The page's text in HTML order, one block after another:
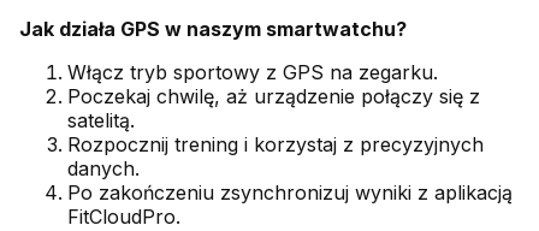
Jak działa GPS w naszym smartwatchu?
Włącz tryb sportowy z GPS na zegarku.
Poczekaj chwilę, aż urządzenie połączy się z
satelitą.
Rozpocznij trening i korzystaj z precyzyjnych
danych.
Po zakończeniu zsynchronizuj wyniki z aplikacją
FitCloudPro.